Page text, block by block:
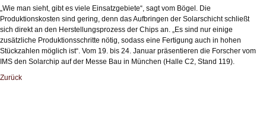
„Wie man sieht, gibt es viele Einsatzgebiete“, sagt vom Bögel. Die
Produktionskosten sind gering, denn das Aufbringen der Solarschicht schließt
sich direkt an den Herstellungsprozess der Chips an. „Es sind nur einige
zusätzliche Produktionsschritte nötig, sodass eine Fertigung auch in hohen
Stückzahlen möglich ist“. Vom 19. bis 24. Januar präsentieren die Forscher vom
IMS den Solarchip auf der Messe Bau in München (Halle C2, Stand 119).
Zurück